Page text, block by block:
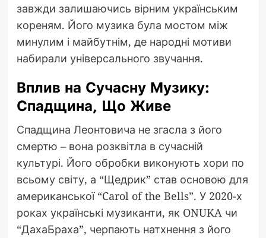
завжди залишаючись вірним українським
кореням. Його музика була мостом між
минулим і майбутнім, де народні мотиви
набирали універсального звучання.
Вплив на Сучасну Музику:
Спадщина, Що Живе
Спадщина Леонтовича не згасла з його
смертю – вона розквітла в сучасній
культурі. Його обробки виконують хори по
всьому світу, а “Щедрик” став основою для
американської “Carol of the Bells”. У 2020-х
роках українські музиканти, як ONUKA чи
“ДахаБраха”, черпають натхнення з його